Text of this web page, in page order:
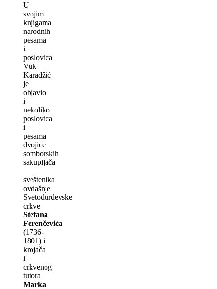
U
svojim
knjigama
narodnih
pesama
i
poslovica
Vuk
Karadžić
je
objavio
i
nekoliko
poslovica
i
pesama
dvojice
somborskih
sakuplјača
–
sveštenika
ovdašnje
Svetođurđevske
crkve
Stefana
Ferenčevića
(1736-
1801) i
krojača
i
crkvenog
tutora
Marka